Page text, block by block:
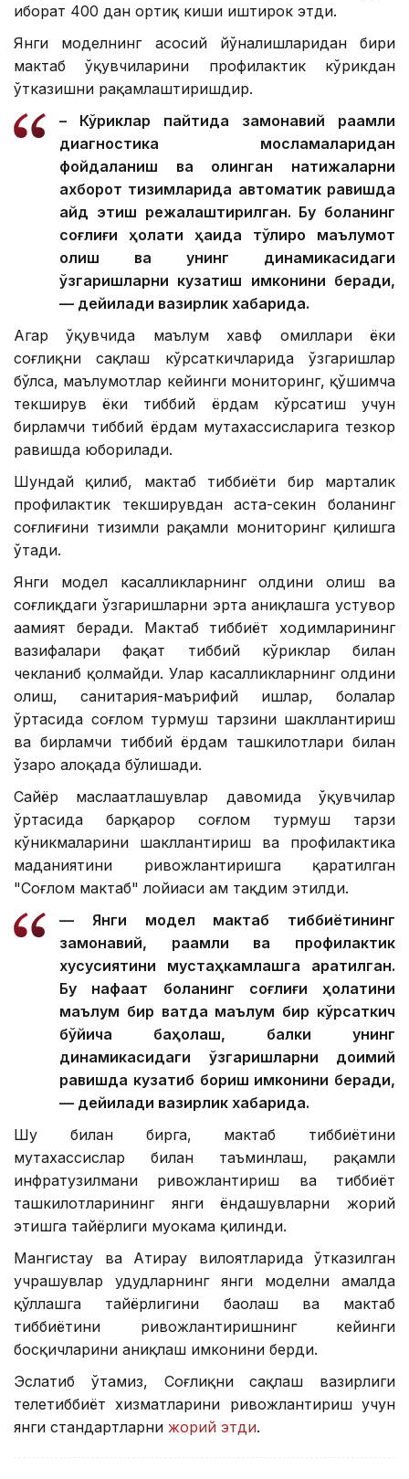
иборат 400 дан ортиқ киши иштирок этди.
Янги моделнинг асосий йўналишларидан бири
мактаб ўқувчиларини профилактик кўрикдан
ўтказишни рақамлаштиришдир.
– Кўриклар пайтида замонавий рақамли
диагностика мосламаларидан
фойдаланиш ва олинган натижаларни
ахборот тизимларида автоматик равишда
қайд этиш режалаштирилган. Бу боланинг
соғлиғи ҳолати ҳақида тўлиқроқ маълумот
олиш ва унинг динамикасидаги
ўзгаришларни кузатиш имконини беради,
— дейилади вазирлик хабарида.
Агар ўқувчида маълум хавф омиллари ёки
соғлиқни сақлаш кўрсаткичларида ўзгаришлар
бўлса, маълумотлар кейинги мониторинг, қўшимча
текширув ёки тиббий ёрдам кўрсатиш учун
бирламчи тиббий ёрдам мутахассисларига тезкор
равишда юборилади.
Шундай қилиб, мактаб тиббиёти бир марталик
профилактик текширувдан аста-секин боланинг
соғлиғини тизимли рақамли мониторинг қилишга
ўтади.
Янги модел касалликларнинг олдини олиш ва
соғлиқдаги ўзгаришларни эрта аниқлашга устувор
аҳамият беради. Мактаб тиббиёт ходимларининг
вазифалари фақат тиббий кўриклар билан
чекланиб қолмайди. Улар касалликларнинг олдини
олиш, санитария-маърифий ишлар, болалар
ўртасида соғлом турмуш тарзини шакллантириш
ва бирламчи тиббий ёрдам ташкилотлари билан
ўзаро алоқада бўлишади.
Сайёр маслаҳатлашувлар давомида ўқувчилар
ўртасида барқарор соғлом турмуш тарзи
кўникмаларини шакллантириш ва профилактика
маданиятини ривожлантиришга қаратилган
"Соғлом мактаб" лойиҳаси ҳам тақдим этилди.
— Янги модел мактаб тиббиётининг
замонавий, рақамли ва профилактик
хусусиятини мустаҳкамлашга қаратилган.
Бу нафақат боланинг соғлиғи ҳолатини
маълум бир вақтда маълум бир кўрсаткич
бўйича баҳолаш, балки унинг
динамикасидаги ўзгаришларни доимий
равишда кузатиб бориш имконини беради,
— дейилади вазирлик хабарида.
Шу билан бирга, мактаб тиббиётини
мутахассислар билан таъминлаш, рақамли
инфратузилмани ривожлантириш ва тиббиёт
ташкилотларининг янги ёндашувларни жорий
этишга тайёрлиги муҳокама қилинди.
Мангистау ва Атирау вилоятларида ўтказилган
учрашувлар ҳудудларнинг янги моделни амалда
қўллашга тайёрлигини баҳолаш ва мактаб
тиббиётини ривожлантиришнинг кейинги
босқичларини аниқлаш имконини берди.
Эслатиб ўтамиз, Соғлиқни сақлаш вазирлиги
телетиббиёт хизматларини ривожлантириш учун
янги стандартларни жорий этди.